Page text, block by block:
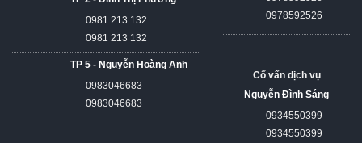
0981 213 132
0981 213 132
TP 5 - Nguyễn Hoàng Anh
0983046683
0983046683
0978592526
Cố vấn dịch vụ
Nguyễn Đình Sáng
0934550399
0934550399